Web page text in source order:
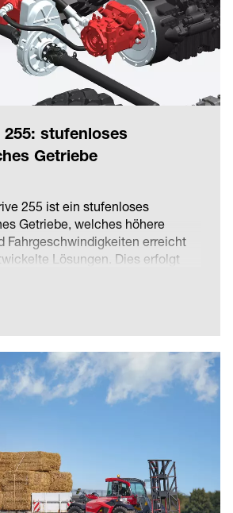
255: stufenloses
Getriebe
255 ist ein stufenloses
Getriebe, welches höhere
Fahrgeschwindigkeiten erreicht
Lösungen. Dies erfolgt
Bezug auf Kompaktheit,
möglich. Dies ermöglicht
Fahrweise, da keine
auftreten.